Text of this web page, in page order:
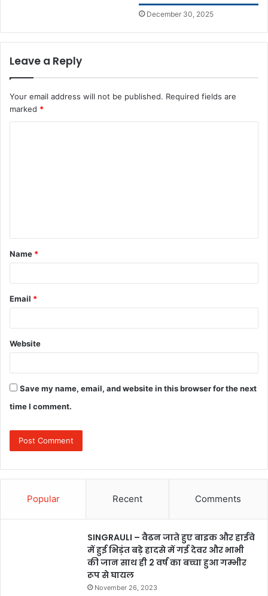
December 30, 2025
Leave a Reply
Your email address will not be published. Required fields are
marked *
t
*
Name *
Email *
Website
Save my name, email, and website in this browser for the next
time I comment.
Popular Recent Comments
SINGRAULI – वैढन जाते हुए बाइक और हाईवे
में हुई भिड़ंत बड़े हादसे में गई देवर और भाभी
की जान साथ ही 2 वर्ष का बच्चा हुआ गम्भीर
रूप से घायल
November 26, 2023